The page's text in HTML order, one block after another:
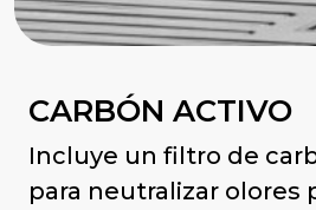
CARBÓN ACTIVO
Incluye un filtro de
para neutralizar olores